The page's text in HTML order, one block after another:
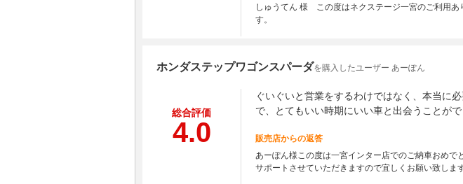
しゅうてん 様 この度はネクステージ一宮のご利用あ
す。
ホンダステップワゴンスパーダを購入したユーザー あーぽん
総合評価
4.0
ぐいぐいと営業をするわけではなく、本当に
で、とてもいい時期にいい車と出会うことがで
販売店からの返答
あーぽん様この度は一宮インター店でのご納車おめ
サポートさせていただきますので宜しくお願い致します